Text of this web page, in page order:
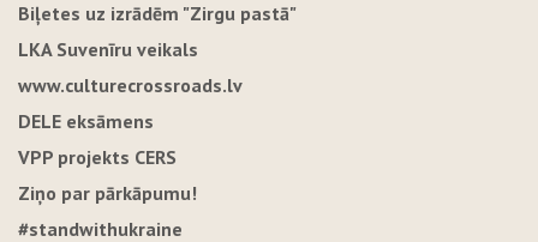
Biļetes uz izrādēm "Zirgu pastā"
LKA Suvenīru veikals
www.culturecrossroads.lv
DELE eksāmens
VPP projekts CERS
Ziņo par pārkāpumu!
#standwithukraine